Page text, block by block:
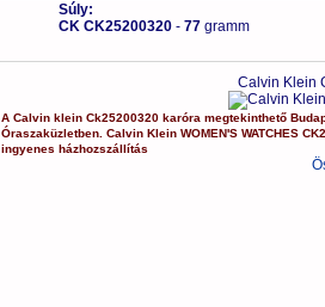
Súly:
CK CK25200320 - 77 gramm
Calvin Klein
ACalvin klein Ck25200320 karóra megtekinthető
Óraszaküzletben.Calvin Klein WOMEN'S WATCHES
ingyenes házhozszállítás